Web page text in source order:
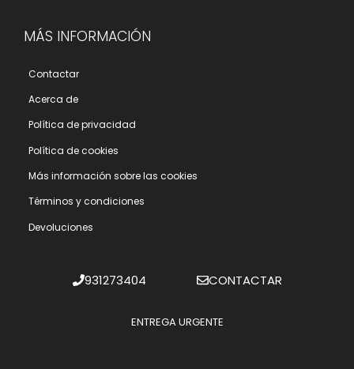
MÁS INFORMACIÓN
Contactar
Acerca de
Polí­tica de privacidad
Polí­tica de cookies
Más información sobre las cookies
Términos y condiciones
Devoluciones
931273404 CONTACTAR
ENTREGA URGENTE